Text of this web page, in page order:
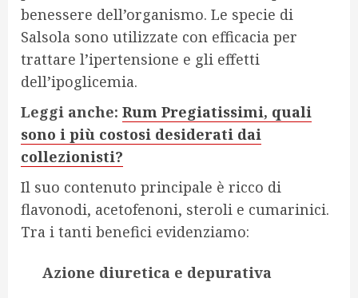
benessere dell’organismo. Le specie di
Salsola sono utilizzate con efficacia per
trattare l’ipertensione e gli effetti
dell’ipoglicemia.
Leggi anche: Rum Pregiatissimi, quali
sono i più costosi desiderati dai
collezionisti?
Il suo contenuto principale è ricco di
flavonodi, acetofenoni, steroli e cumarinici.
Tra i tanti benefici evidenziamo:
Azione diuretica e depurativa